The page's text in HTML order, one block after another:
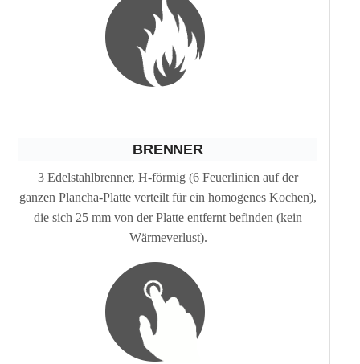
BRENNER
3 Edelstahlbrenner, H-förmig (6 Feuerlinien auf der
ganzen Plancha-Platte verteilt für ein homogenes Kochen),
die sich 25 mm von der Platte entfernt befinden (kein
Wärmeverlust).